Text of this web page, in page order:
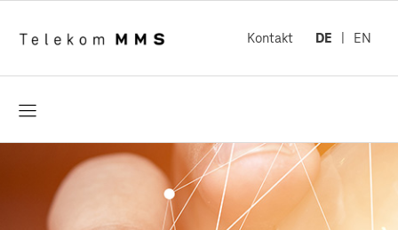
Kontakt DE EN